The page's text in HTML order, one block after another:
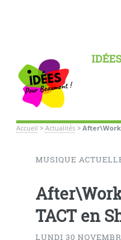
Accueil > Actualités> After\Work
MUSIQUE
TACT en
LUNDI 30